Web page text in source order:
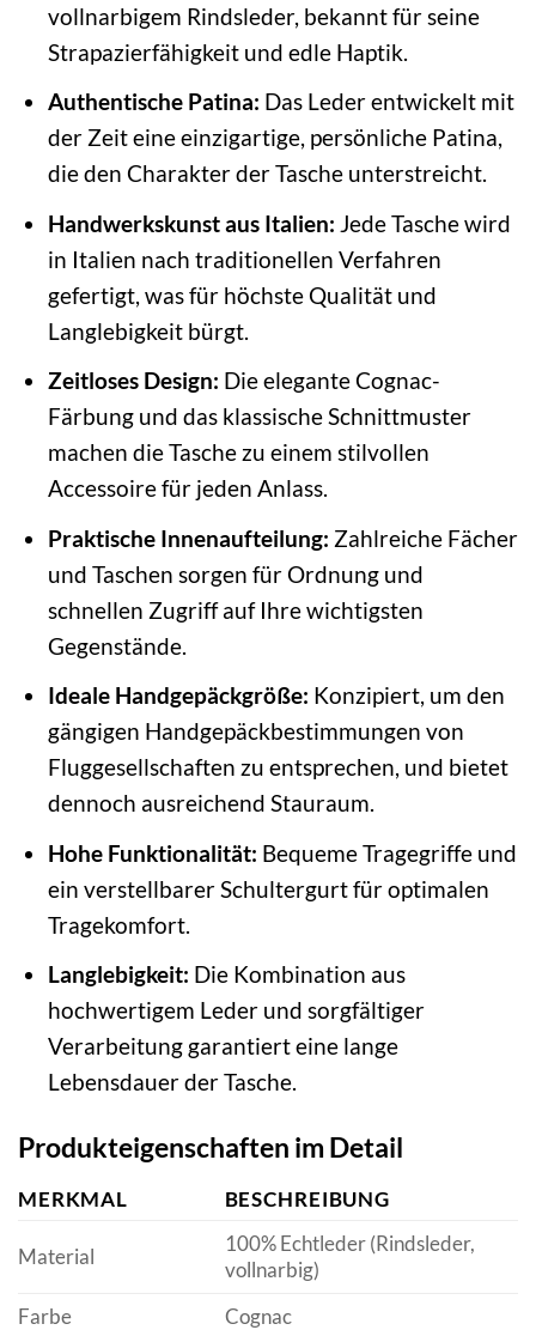
vollnarbigem Rindsleder, bekannt für seine
Strapazierfähigkeit und edle Haptik.
Authentische Patina: Das Leder entwickelt mit
der Zeit eine einzigartige, persönliche Patina,
die den Charakter der Tasche unterstreicht.
Handwerkskunst aus Italien: Jede Tasche wird
in Italien nach traditionellen Verfahren
gefertigt, was für höchste Qualität und
Langlebigkeit bürgt.
Zeitloses Design: Die elegante Cognac-
Färbung und das klassische Schnittmuster
machen die Tasche zu einem stilvollen
Accessoire für jeden Anlass.
Praktische Innenaufteilung: Zahlreiche Fächer
und Taschen sorgen für Ordnung und
schnellen Zugriff auf Ihre wichtigsten
Gegenstände.
Ideale Handgepäckgröße: Konzipiert, um den
gängigen Handgepäckbestimmungen von
Fluggesellschaften zu entsprechen, und bietet
dennoch ausreichend Stauraum.
Hohe Funktionalität: Bequeme Tragegriffe und
ein verstellbarer Schultergurt für optimalen
Tragekomfort.
Langlebigkeit: Die Kombination aus
hochwertigem Leder und sorgfältiger
Verarbeitung garantiert eine lange
Lebensdauer der Tasche.
Produkteigenschaften im Detail
MERKMAL BESCHREIBUNG
Material
100% Echtleder (Rindsleder,
vollnarbig)
Farbe
Cognac